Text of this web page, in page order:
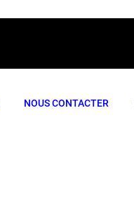
NOUS CONTACTER